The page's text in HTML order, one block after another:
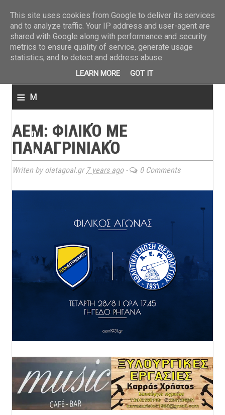
≡ M
n
u
ΑΕΜ: ΦΙΛΙΚΌ ΜΕ
ΠΑΝΑΓΡΙΝΙΑΚΌ
Writen by olatagoal.gr 7 years ago- 0 Comments
This site uses cookies from Google to deliver its services
and to analyze traffic. Your IP address and user-agent are
shared with Google along with performance and security
metrics to ensure quality of service, generate usage
statistics, and to detect and address abuse.
LEARN MORE GOT IT